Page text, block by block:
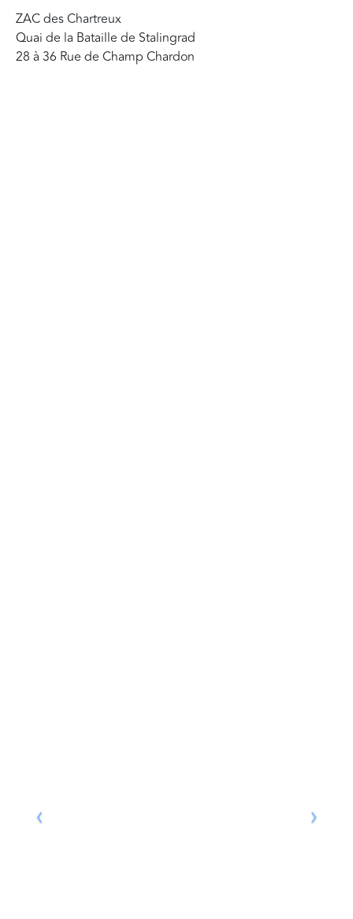
ZAC des Chartreux
Quai de la Bataille de Stalingrad
28 à 36 Rue de Champ Chardon